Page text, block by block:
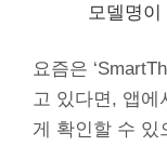
모델명
요즘은
고 있다면, 앱에
게 확인할 수 있